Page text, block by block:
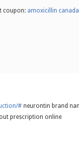
coupon: amoxicillin
#neurontin brand
prescription online